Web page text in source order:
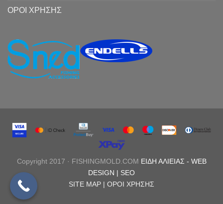
ΟΡΟΙ ΧΡΗΣΗΣ
Copyright 2017 · FISHINGMOLD.COM ΕΙΔΗ ΑΛΙΕΙΑΣ - WEB
DESIGN | SEO
SITE MAP | ΟΡΟΙ ΧΡΗΣΗΣ